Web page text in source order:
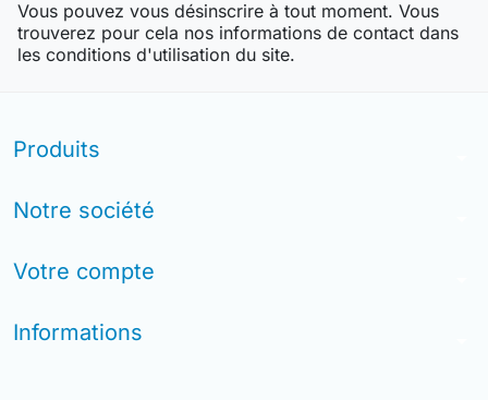
Vous pouvez vous désinscrire à tout moment. Vous
trouverez pour cela nos informations de contact dans
les conditions d'utilisation du site.
Produits
Notre société
Votre compte
Informations